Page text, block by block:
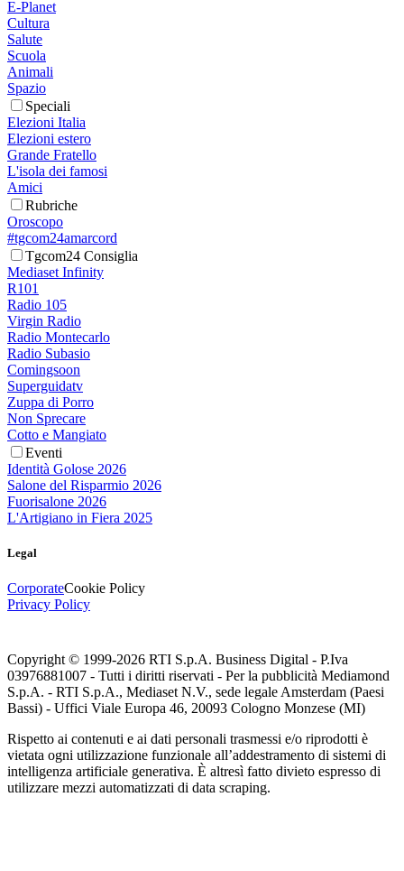
E-Planet
Cultura
Salute
Scuola
Animali
Spazio
Speciali
Elezioni Italia
Elezioni estero
Grande Fratello
L'isola dei famosi
Amici
Rubriche
Oroscopo
#tgcom24amarcord
Tgcom24 Consiglia
Mediaset Infinity
R101
Radio 105
Virgin Radio
Radio Montecarlo
Radio Subasio
Comingsoon
Superguidatv
Zuppa di Porro
Non Sprecare
Cotto e Mangiato
Eventi
Identità Golose 2026
Salone del Risparmio 2026
Fuorisalone 2026
L'Artigiano in Fiera 2025
Legal
CorporateCookie Policy
Privacy Policy
Copyright © 1999-2026 RTI S.p.A. Business Digital - P.Iva
03976881007 - Tutti i diritti riservati - Per la pubblicità Mediamond
S.p.A. - RTI S.p.A., Mediaset N.V., sede legale Amsterdam (Paesi
Bassi) - Uffici Viale Europa 46, 20093 Cologno Monzese (MI)
Rispetto ai contenuti e ai dati personali trasmessi e/o riprodotti è
vietata ogni utilizzazione funzionale all’addestramento di sistemi di
intelligenza artificiale generativa. È altresì fatto divieto espresso di
utilizzare mezzi automatizzati di data scraping.